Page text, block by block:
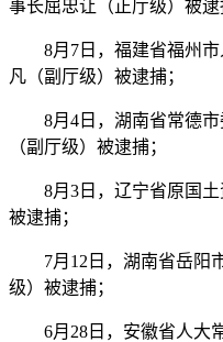
事长屈忠让（正厅级）被逮
8月7日，福建省福州
凡（副厅级）被逮捕；
8月4日，湖南省常德
（副厅级）被逮捕；
8月3日，辽宁省原国
被逮捕；
7月12日，湖南省岳阳
级）被逮捕；
6月28日，安徽省人大